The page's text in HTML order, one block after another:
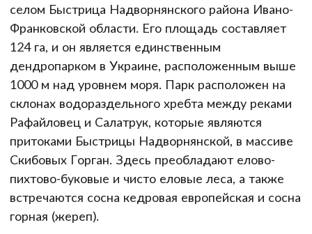
селом Быстрица Надворнянского района Ивано-
Франковской области. Его площадь составляет
124 га, и он является единственным
дендропарком в Украине, расположенным выше
1000 м над уровнем моря. Парк расположен на
склонах водораздельного хребта между реками
Рафайловец и Салатрук, которые являются
притоками Быстрицы Надворнянской, в массиве
Скибовых Горган. Здесь преобладают елово-
пихтово-буковые и чисто еловые леса, а также
встречаются сосна кедровая европейская и сосна
горная (жереп).